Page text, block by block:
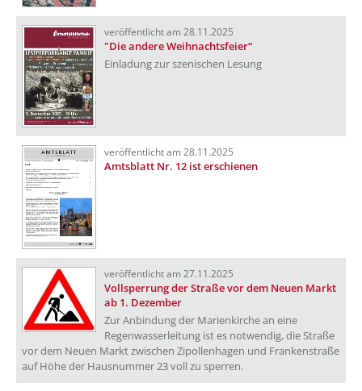
veröffentlicht am 28.11.2025
"Die andere Weihnachtsfeier“
Einladung zur szenischen Lesung
veröffentlicht am 28.11.2025
Amtsblatt Nr. 12 ist erschienen
veröffentlicht am 27.11.2025
Vollsperrung der Straße vor dem Neuen Markt
ab 1. Dezember
Zur Anbindung der Marienkirche an eine
Regenwasserleitung ist es notwendig, die Straße
vor dem Neuen Markt zwischen Zipollenhagen und Frankenstraße
auf Höhe der Hausnummer 23 voll zu sperren.